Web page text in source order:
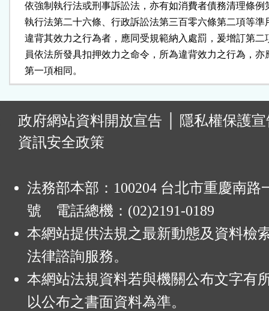
依強制執行法或刑事訴訟法，亦有如消費者債務清理條
執行法第二十六條、行政訴訟法第三百零六條第二項等
違背其效力之行為者，應同受規範納入處罰，爰增訂第
員依法所發具扣押效力之命令，所為違背效力之行為，
    第一項相同。
政府網站資料開放宣告
隱私權保護
資訊安全政策
法務部本部：100204 台北市重慶南路
號 電話總機：(02)2191-0189
本網站提供法規之最新動態及資料檢
法律諮詢服務。
本網站法規資料若與機關公布文字有
以公布之書面資料為準。